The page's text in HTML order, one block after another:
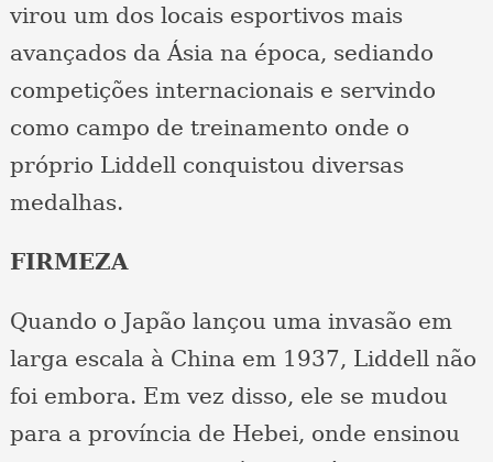
virou um dos locais esportivos mais
avançados da Ásia na época, sediando
competições internacionais e servindo
como campo de treinamento onde o
próprio Liddell conquistou diversas
medalhas.
FIRMEZA
Quando o Japão lançou uma invasão em
larga escala à China em 1937, Liddell não
foi embora. Em vez disso, ele se mudou
para a província de Hebei, onde ensinou